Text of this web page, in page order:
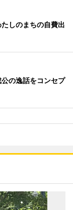
しのまちの自費出
の逸話をコンセプ